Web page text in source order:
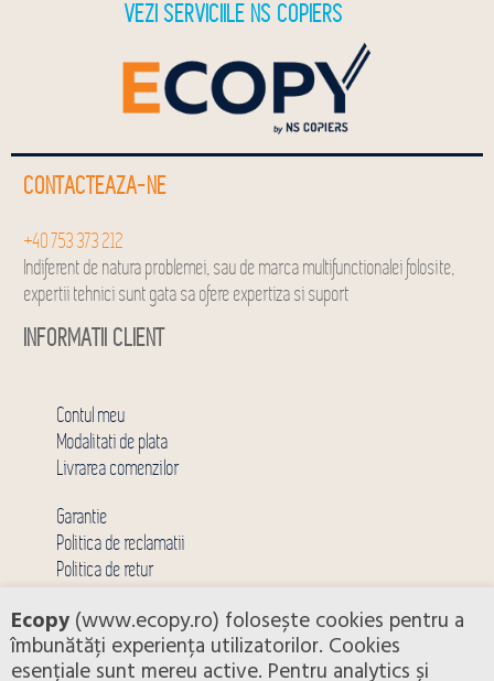
VEZI SERVICIILE NS COPIERS
CONTACTEAZA-NE
+40 753 373 212
Indiferent de natura problemei, sau de marca multifunctionalei folosite,
expertii tehnici sunt gata sa ofere expertiza si suport
INFORMATII CLIENT
Contul meu
Modalitati de plata
Livrarea comenzilor
Garantie
Politica de reclamatii
Politica de retur
CERE O OFERTA
Click aici pentru a fi contactat de catre unul din reprezentantii nostri.
Ecopy (www.ecopy.ro) folosește cookies pentru a
îmbunătăți experiența utilizatorilor. Cookies
esențiale sunt mereu active. Pentru analytics și